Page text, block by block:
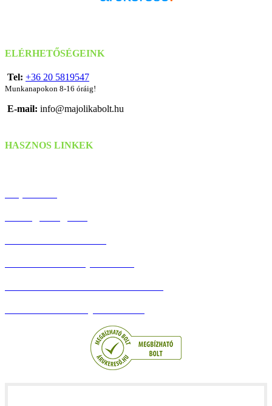
ELÉRHETŐSÉGEINK
Tel: +36 20 5819547
Munkanapokon 8-16 óráig!
E-mail: info@majolikabolt.hu
HASZNOS LINKEK